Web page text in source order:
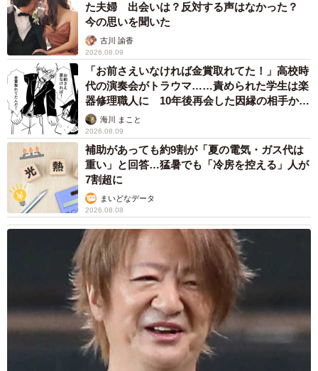
スーパーのお客さんたちも、このわんちゃんが長時間繋がれたまま放置
されていたことに気づいていたそうです（YouTube動画からキャプチャー
／提供：山族ライダーズ【☆すずch☆】）
お客さん「まさか（スーパーに）連れてきて忘れて帰ったってことはな
いよな」（YouTube動画からキャプチャー／提供：山族ライダーズ【☆す
ずch☆】）
た夫婦 出会いは？反対する声はなかった？
今の思いを聞いた
古川 諭香
2026.08.09
「お前さえいなければ金賞取れてた！」高校時
代の演奏会がトラウマ……責められた学生は楽
器修理職人に 10年後再会した因縁の相手から
思わぬ申し出【漫画】
海川 まこと
2026.08.09
補助があっても約9割が「夏の電気・ガス代は
重い」と回答…猛暑でも「冷房を控える」人が
7割超に
まいどなデータ
2026.08.08